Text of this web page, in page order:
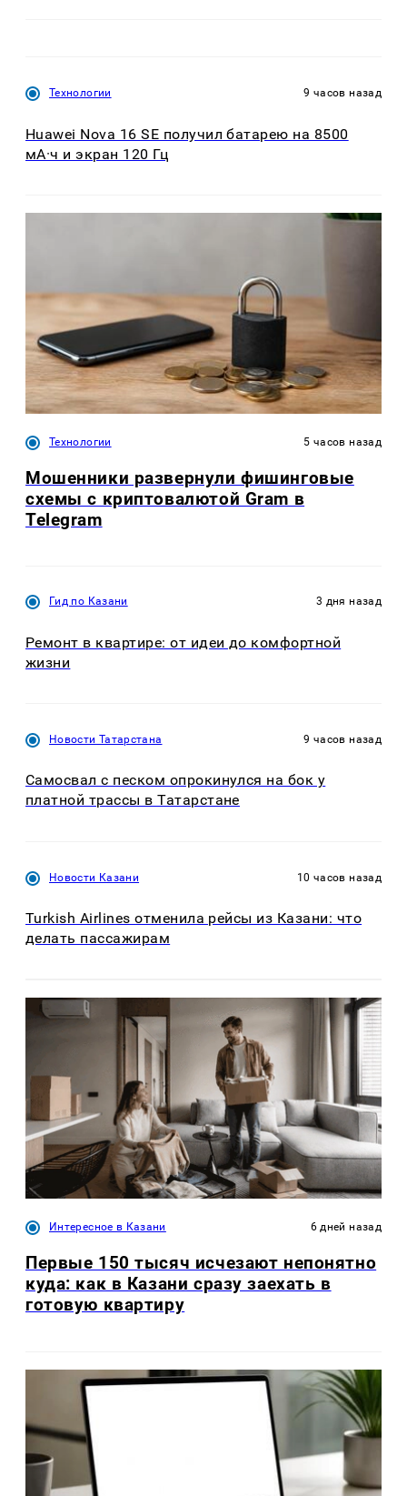
Технологии 9 часов назад
Huawei Nova 16 SE получил батарею на 8500
мА·ч и экран 120 Гц
Технологии 5 часов назад
Мошенники развернули фишинговые
схемы с криптовалютой Gram в
Telegram
Гид по Казани 3 дня назад
Ремонт в квартире: от идеи до комфортной
жизни
Новости Татарстана 9 часов назад
Самосвал с песком опрокинулся на бок у
платной трассы в Татарстане
Новости Казани 10 часов назад
Turkish Airlines отменила рейсы из Казани: что
делать пассажирам
Интересное в Казани 6 дней назад
Первые 150 тысяч исчезают непонятно
куда: как в Казани сразу заехать в
готовую квартиру